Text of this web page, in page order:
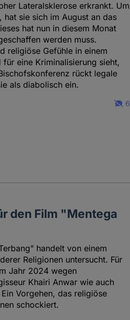
Lateralsklerose erkrankt. Um
sie sich im August an das
hat nun in diesem Monat
werden muss.
religiöse Gefühle in einem
eine Kriminalisierung sieht,
rückt legale
als diabolisch ein.
6
den Film "Mentega
handelt von einem
Religionen untersucht. Für
Jahr 2024 wegen
Khairi Anwar wie auch
Vorgehen, das religiöse
schockiert.